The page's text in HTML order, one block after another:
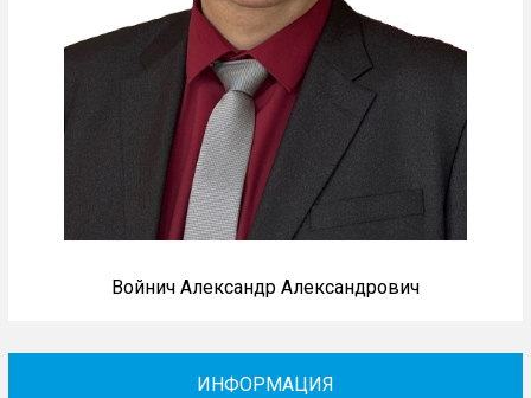
Войнич Александр Александрович
ИНФОРМАЦИЯ